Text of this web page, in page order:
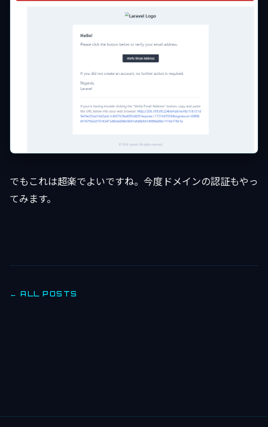
でもこれは超楽でよいですね。今度ドメインの認証もやっ
てみます。
← ALL POSTS